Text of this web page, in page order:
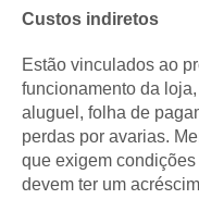
Custos indiretos
Estão vinculados ao
funcionamento da
aluguel, folha de
perdas por avarias.
que exigem
devem ter um